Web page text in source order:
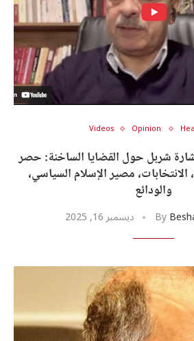
Opinion
Videos
شربل حول القضايا الساخنة: حصر
الانتخابات، مصير الإسلام السياسي،
والودائع
By ديسمبر 16, 2025
U0633U0627U062EU0646